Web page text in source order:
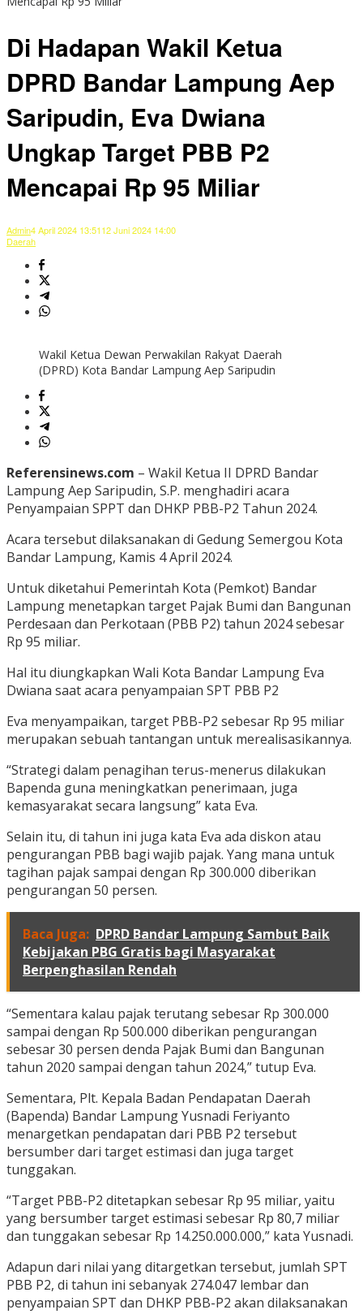
Di Hadapan Wakil Ketua
DPRD Bandar Lampung Aep
Saripudin, Eva Dwiana
Ungkap Target PBB P2
Mencapai Rp 95 Miliar
Admin4 April 2024 13:5112 Juni 2024 14:00
Daerah
Wakil Ketua Dewan Perwakilan Rakyat Daerah
(DPRD) Kota Bandar Lampung Aep Saripudin
Referensinews.com – Wakil Ketua II DPRD Bandar
Lampung Aep Saripudin, S.P. menghadiri acara
Penyampaian SPPT dan DHKP PBB-P2 Tahun 2024.
Acara tersebut dilaksanakan di Gedung Semergou Kota
Bandar Lampung, Kamis 4 April 2024.
Untuk diketahui Pemerintah Kota (Pemkot) Bandar
Lampung menetapkan target Pajak Bumi dan Bangunan
Perdesaan dan Perkotaan (PBB P2) tahun 2024 sebesar
Rp 95 miliar.
Hal itu diungkapkan Wali Kota Bandar Lampung Eva
Dwiana saat acara penyampaian SPT PBB P2
Eva menyampaikan, target PBB-P2 sebesar Rp 95 miliar
merupakan sebuah tantangan untuk merealisasikannya.
“Strategi dalam penagihan terus-menerus dilakukan
Bapenda guna meningkatkan penerimaan, juga
kemasyarakat secara langsung” kata Eva.
Selain itu, di tahun ini juga kata Eva ada diskon atau
pengurangan PBB bagi wajib pajak. Yang mana untuk
tagihan pajak sampai dengan Rp 300.000 diberikan
pengurangan 50 persen.
Baca Juga: DPRD Bandar Lampung Sambut Baik
Kebijakan PBG Gratis bagi Masyarakat
Berpenghasilan Rendah
“Sementara kalau pajak terutang sebesar Rp 300.000
sampai dengan Rp 500.000 diberikan pengurangan
sebesar 30 persen denda Pajak Bumi dan Bangunan
tahun 2020 sampai dengan tahun 2024,” tutup Eva.
Sementara, Plt. Kepala Badan Pendapatan Daerah
(Bapenda) Bandar Lampung Yusnadi Feriyanto
menargetkan pendapatan dari PBB P2 tersebut
bersumber dari target estimasi dan juga target
tunggakan.
“Target PBB-P2 ditetapkan sebesar Rp 95 miliar, yaitu
yang bersumber target estimasi sebesar Rp 80,7 miliar
dan tunggakan sebesar Rp 14.250.000.000,” kata Yusnadi.
Adapun dari nilai yang ditargetkan tersebut, jumlah SPT
PBB P2, di tahun ini sebanyak 274.047 lembar dan
penyampaian SPT dan DHKP PBB-P2 akan dilaksanakan